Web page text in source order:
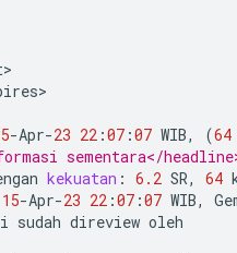
-Apr-23 22 :07 :07 WIB, (64
sementara</
kekuatan : 6.2 SR, 64
15-Apr-23 22 :07 :07 WIB,
sudah direview oleh